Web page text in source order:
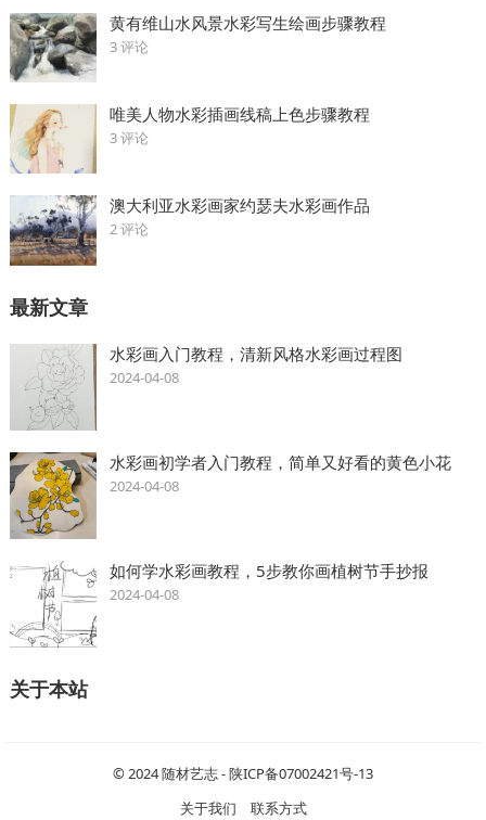
黄有维山水风景水彩写生绘画步骤教程
3 评论
唯美人物水彩插画线稿上色步骤教程
3 评论
澳大利亚水彩画家约瑟夫水彩画作品
2 评论
最新文章
水彩画入门教程，清新风格水彩画过程图
2024-04-08
水彩画初学者入门教程，简单又好看的黄色小花
2024-04-08
如何学水彩画教程，5步教你画植树节手抄报
2024-04-08
关于本站
© 2024随材艺志-陕ICP备07002421号-13
关于我们
联系方式